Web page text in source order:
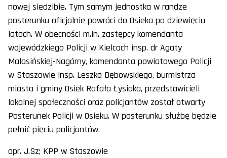
nowej siedzibie. Tym samym jednostka w randze
posterunku oficjalnie powróci do Osieka po dziewięciu
latach. W obecności m.in. zastępcy komendanta
wojewódzkiego Policji w Kielcach insp. dr Agaty
Malasińskiej-Nagórny, komendanta powiatowego Policji
w Staszowie insp. Leszka Dębowskiego, burmistrza
miasta i gminy Osiek Rafała Łysiaka, przedstawicieli
lokalnej społeczności oraz policjantów został otwarty
Posterunek Policji w Osieku. W posterunku służbę będzie
pełnić pięciu policjantów.
opr. J.Sz; KPP w Staszowie